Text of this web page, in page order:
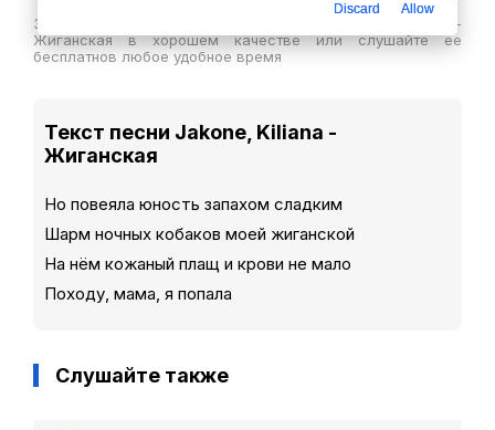
Здесь вы можете скачать песню Jakone, Kiliana -
Жиганская в хорошем качестве или слушайте ее
бесплатнов любое удобное время
Текст песни Jakone, Kiliana -
Жиганская
Но повеяла юность запахом сладким
Шарм ночных кобаков моей жиганской
На нём кожаный плащ и крови не мало
Походу, мама, я попала
Слушайте также
Discard Allow